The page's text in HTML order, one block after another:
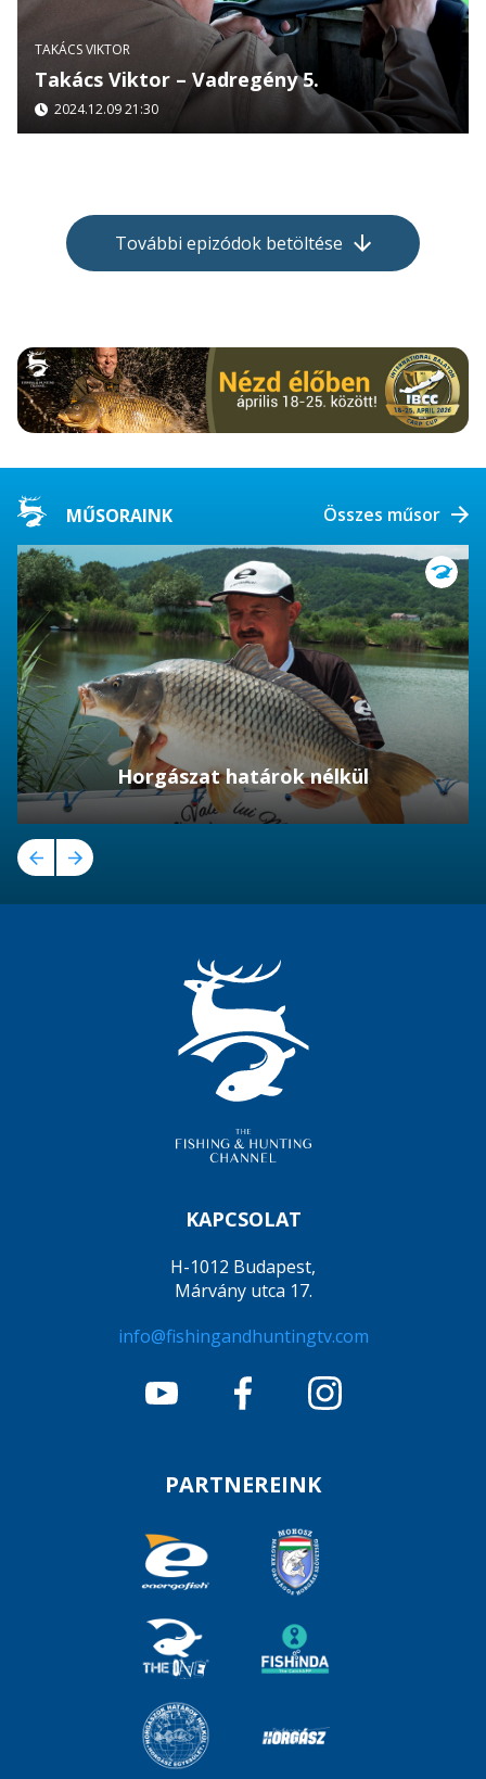
TAKÁCS VIKTOR
Takács Viktor – Vadregény 5.
2024.12.09 21:30
További epizódok betöltése
MŰSORAINK Összes műsor
Horgászat határok nélkül
KAPCSOLAT
H-1012 Budapest,
Márvány utca 17.
info@fishingandhuntingtv.com
PARTNEREINK